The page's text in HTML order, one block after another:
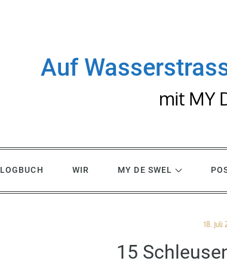
Auf
mit MY
LOGBUCH WIR MY DE SWEL
18. Juli
15